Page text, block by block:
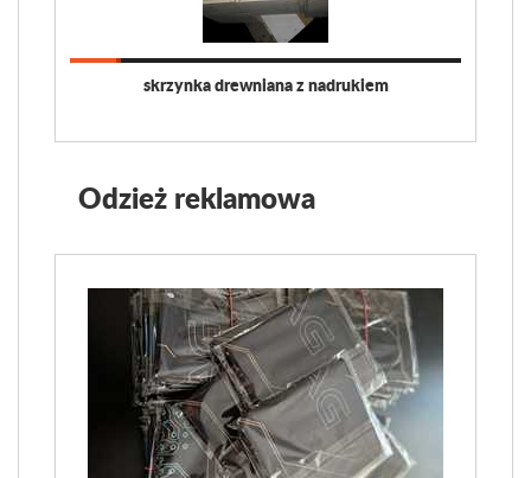
skrzynka drewniana z nadrukiem
Odzież reklamowa